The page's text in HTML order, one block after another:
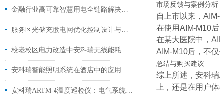
金融行业高可靠智慧用电全链路解决方案：构建零中断风险的数字金融电力基座
服务区光储充微电网优化控制设计与应用，助高速行业绿色转型
校老校区电力改造中安科瑞无线能耗监测系统的设计
安科瑞智能照明系统在酒店中的应用
安科瑞ARTM-4温度巡检仪：电气系统的贴心“温度卫士”
市场反馈与案例分析
自上市以来，
在使用AIM-M10
在某大医院中，
AIM-M10后，不
总结与购买建议
综上所述，安科
上，还是在用户